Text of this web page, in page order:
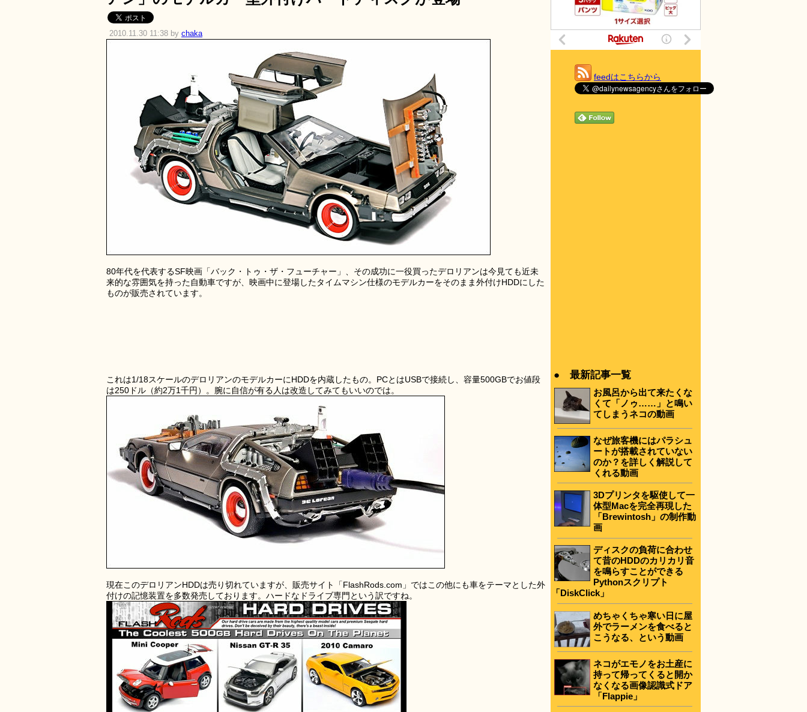
2010.11.30 11:38 by chaka
80年代を代表するSF映画「バック・トゥ・ザ・フューチャー」、その成功に一役買ったデロリアンは今見ても近未
来的な雰囲気を持った自動車ですが、映画中に登場したタイムマシン仕様のモデルカーをそのまま外付けHDDにした
ものが販売されています。
これは1/18スケールのデロリアンのモデルカーにHDDを内蔵したもの。PCとはUSBで接続し、容量500GBでお値段
は250ドル（約2万1千円）。腕に自信が有る人は改造してみてもいいのでは。
現在このデロリアンHDDは売り切れていますが、販売サイト「FlashRods.com」ではこの他にも車をテーマとした外
付けの記憶装置を多数発売しております。ハードなドライブ専門という訳ですね。
feedはこちらから
● 最新記事一覧
お風呂から出て来たくな
くて「ノゥ……」と鳴い
てしまうネコの動画
なぜ旅客機にはパラシュ
ートが搭載されていない
のか？を詳しく解説して
くれる動画
3Dプリンタを駆使して一
体型Macを完全再現した
「Brewintosh」の制作動
画
ディスクの負荷に合わせ
て昔のHDDのカリカリ音
を鳴らすことができる
Pythonスクリプト
「DiskClick」
めちゃくちゃ寒い日に屋
外でラーメンを食べると
こうなる、という動画
ネコがエモノをお土産に
持って帰ってくると開か
なくなる画像認識式ドア
「Flappie」